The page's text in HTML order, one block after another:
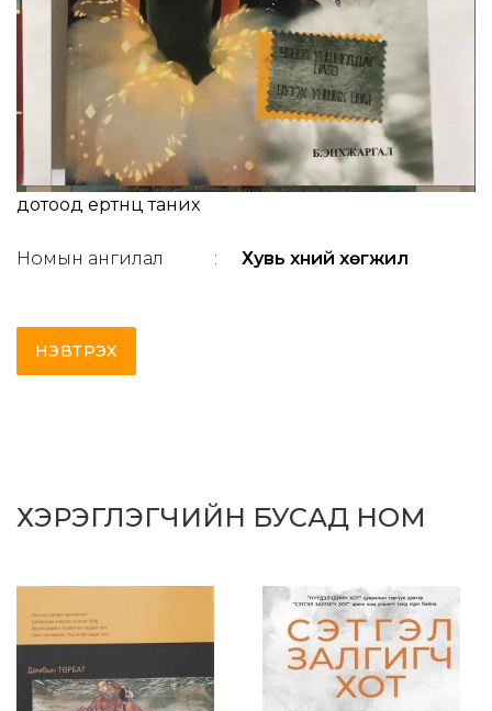
дотоод ертөнцөө таних
Номын ангилал : Хувь хүний хөгжил
НЭВТРЭХ
ХЭРЭГЛЭГЧИЙН БУСАД НОМ